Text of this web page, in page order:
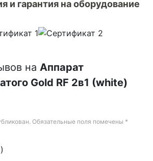
и гарантия на оборудование
на Аппарат
Gold RF 2в1 (white)
Обязательные поля помечены *
)